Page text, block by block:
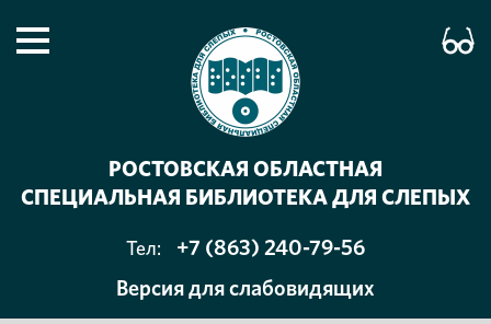
РОСТОВСКАЯ ОБЛАСТНАЯ
СПЕЦИАЛЬНАЯ БИБЛИОТЕКА ДЛЯ СЛЕПЫХ
Тел:
+7 (863) 240-79-56
Версия для слабовидящих